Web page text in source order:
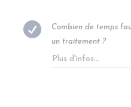

Combien de temps
un traitement ?
Plus d'infos...